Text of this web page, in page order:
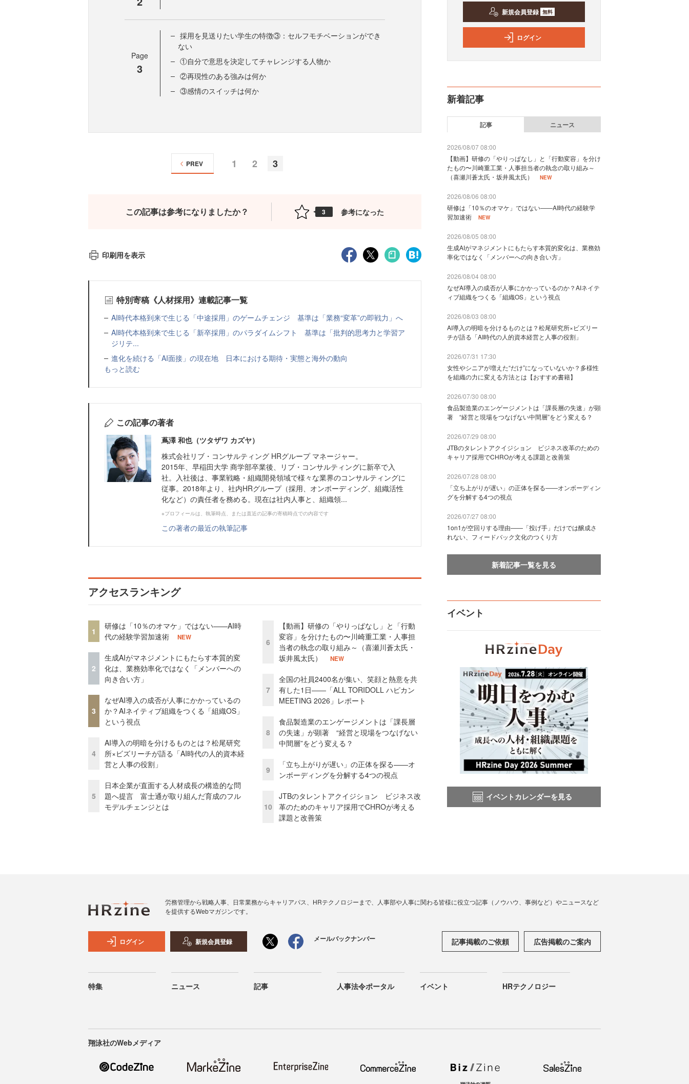
Page
3
採用を見送りたい学生の特徴③：セルフモチベーションができ
ない
①自分で意思を決定してチャレンジする人物か
②再現性のある強みは何か
③感情のスイッチは何か
1 2 3
PREV
この記事は参考になりましたか？ 3 参考になった
印刷用を表示
特別寄稿《人材採用》連載記事一覧
AI時代本格到来で生じる「中途採用」のゲームチェンジ 基準は「業務“変革”の即戦力」へ
AI時代本格到来で生じる「新卒採用」のパラダイムシフト 基準は「批判的思考力と学習ア
ジリテ...
進化を続ける「AI面接」の現在地 日本における期待・実態と海外の動向
もっと読む
この記事の著者
蔦澤 和也（ツタザワ カズヤ）
株式会社リブ・コンサルティング HRグループ マネージャー。
2015年、早稲田大学 商学部卒業後、リブ・コンサルティングに新卒で入
社。入社後は、事業戦略・組織開発領域で様々な業界のコンサルティングに
従事。2018年より、社内HRグループ（採用、オンボーディング、組織活性
化など）の責任者を務める。現在は社内人事と、組織領...
※プロフィールは、執筆時点、または直近の記事の寄稿時点での内容です
この著者の最近の執筆記事
アクセスランキング
1
研修は「10％のオマケ」ではない——AI時
代の経験学習加速術
NEW
2
生成AIがマネジメントにもたらす本質的変
化は、業務効率化ではなく「メンバーへの
向き合い方」
3
なぜAI導入の成否が人事にかかっているの
か？AIネイティブ組織をつくる「組織OS」
という視点
4
AI導入の明暗を分けるものとは？松尾研究
所×ビズリーチが語る「AI時代の人的資本経
営と人事の役割」
5
日本企業が直面する人材成長の構造的な問
題へ提言 富士通が取り組んだ育成のフル
モデルチェンジとは
6
【動画】研修の「やりっぱなし」と「行動
変容」を分けたもの〜川崎重工業・人事担
当者の執念の取り組み～（喜瀬川蒼太氏・
坂井風太氏）
NEW
7
全国の社員2400名が集い、笑顔と熱意を共
有した1日――「ALL TORIDOLL ハピカン
MEETING 2026」レポート
8
食品製造業のエンゲージメントは「課長層
の失速」が顕著 “経営と現場をつなげない
中間層”をどう変える？
9
「立ち上がりが遅い」の正体を探る——オ
ンボーディングを分解する4つの視点
10
JTBのタレントアクイジション ビジネス改
革のためのキャリア採用でCHROが考える
課題と改善策
新規会員登録 無料
ログイン
新着記事
記事 ニュース
2026/08/07 08:00
【動画】研修の「やりっぱなし」と「行動変容」を分け
たもの〜川崎重工業・人事担当者の執念の取り組み～
（喜瀬川蒼太氏・坂井風太氏）
NEW
2026/08/06 08:00
研修は「10％のオマケ」ではない——AI時代の経験学
習加速術
NEW
2026/08/05 08:00
生成AIがマネジメントにもたらす本質的変化は、業務効
率化ではなく「メンバーへの向き合い方」
2026/08/04 08:00
なぜAI導入の成否が人事にかかっているのか？AIネイテ
ィブ組織をつくる「組織OS」という視点
2026/08/03 08:00
AI導入の明暗を分けるものとは？松尾研究所×ビズリー
チが語る「AI時代の人的資本経営と人事の役割」
2026/07/31 17:30
女性やシニアが増えた“だけ”になっていないか？多様性
を組織の力に変える方法とは【おすすめ書籍】
2026/07/30 08:00
食品製造業のエンゲージメントは「課長層の失速」が顕
著 “経営と現場をつなげない中間層”をどう変える？
2026/07/29 08:00
JTBのタレントアクイジション ビジネス改革のための
キャリア採用でCHROが考える課題と改善策
2026/07/28 08:00
「立ち上がりが遅い」の正体を探る——オンボーディン
グを分解する4つの視点
2026/07/27 08:00
1on1が空回りする理由——「投げ手」だけでは醸成さ
れない、フィードバック文化のつくり方
新着記事一覧を見る
イベント
イベントカレンダーを見る
労務管理から戦略人事、日常業務からキャリアパス、HRテクノロジーまで、人事部や人事に関わる皆様に役立つ記事（ノウハウ、事例など）やニュースなど
を提供するWebマガジンです。
ログイン 新規会員登録 メールバックナンバー 記事掲載のご依頼 広告掲載のご案内
特集 ニュース 記事 人事法令ポータル イベント HRテクノロジー
翔泳社のWebメディア